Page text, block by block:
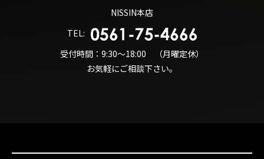
NISSIN本店
TEL:
受付時間：9:30～18:00 （月曜定休）
お気軽にご相談下さい。